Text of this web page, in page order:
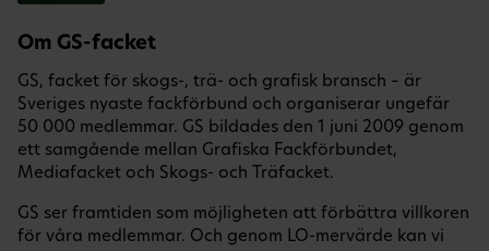
Om GS-facket
GS, facket för skogs-, trä- och grafisk bransch – är
Sveriges nyaste fackförbund och organiserar ungefär
50 000 medlemmar. GS bildades den 1 juni 2009 genom
ett samgående mellan Grafiska Fackförbundet,
Mediafacket och Skogs- och Träfacket.
GS ser framtiden som möjligheten att förbättra villkoren
för våra medlemmar. Och genom LO-mervärde kan vi